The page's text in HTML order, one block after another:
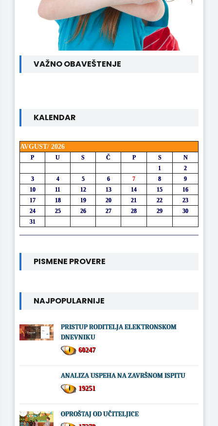
VAŽNO OBAVEŠTENJE
KALENDAR
AVGUST/ 2026
P U S Č P S
N
1
2
3
4 5 6 7 8
9
10
11 12 13 14 15
16
17
18 19 20 21 22
23
24
25 26 27 28 29
30
31
PISMENE PROVERE
NAJPOPULARNIJE
PRISTUP RODITELJA ELEKTRONSKOM
DNEVNIKU
60247
ANALIZA USPEHA NA ZAVRŠNOM ISPITU
19251
OPROŠTAJ OD UČITELJICE